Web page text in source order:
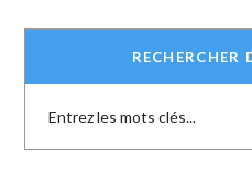
RECHERCHER